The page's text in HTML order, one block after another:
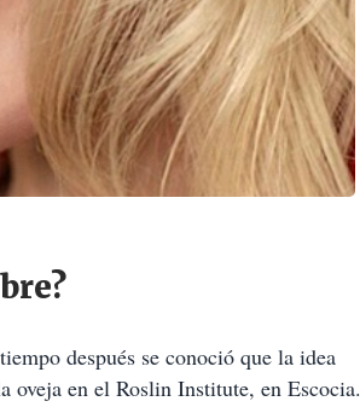
después se conoció que la idea
oveja en el Roslin Institute, en Escocia.